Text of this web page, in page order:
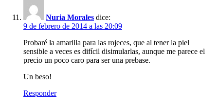
Nuria Morales dice:
9 de febrero de 2014 a las 20:09
Probaré la amarilla para las rojeces, que al tener la piel
sensible a veces es difícil disimularlas, aunque me parece el
precio un poco caro para ser una prebase.
Un beso!
Responder